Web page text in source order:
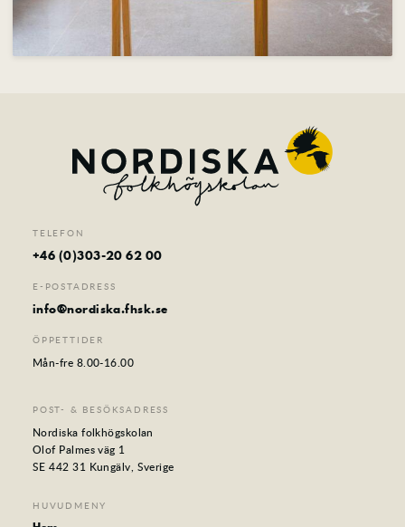
TELEFON
+46 (0)303-20 62 00
E-POSTADRESS
info@nordiska.fhsk.se
ÖPPETTIDER
Mån-fre 8.00-16.00
POST- & BESÖKSADRESS
Nordiska folkhögskolan
Olof Palmes väg 1
SE 442 31 Kungälv, Sverige
HUVUDMENY